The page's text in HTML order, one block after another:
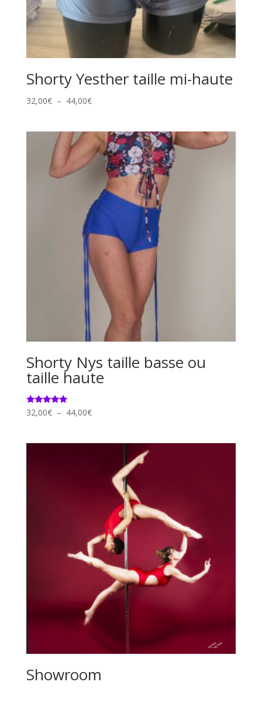
Shorty Yesther taille mi-haute
32,00€ – 44,00€Plage
32,00€
à
44,00€
Shorty Nys taille basse ou
taille haute
Note
5.00
32,00€ – 44,00€Plage
44,00€
Showroom